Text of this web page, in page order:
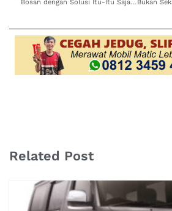
Bosan dengan Solusi Itu-Itu Saja? Atasi Gigi Persneling Mobil Toyota Harrier Matic Slip di Lontar dengan Cara Out of the Box
Related Post